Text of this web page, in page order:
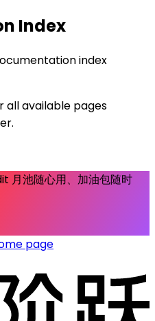
Index
index
all available pages
月池随心用、加油包随时
page